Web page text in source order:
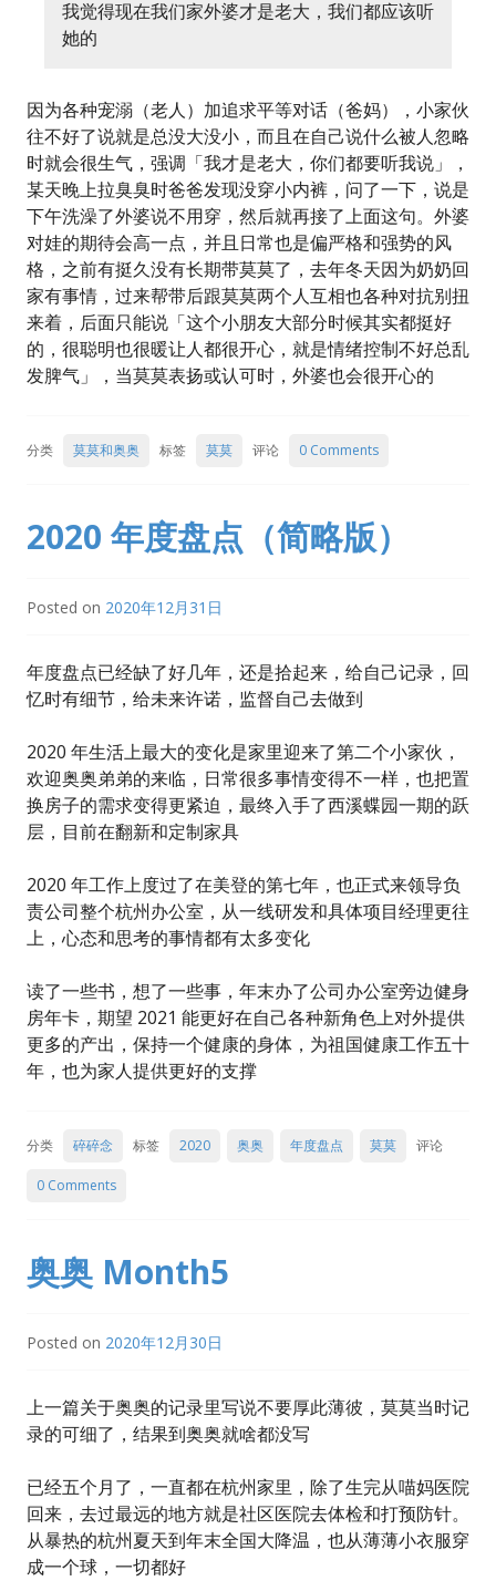
我觉得现在我们家外婆才是老大，我们都应该听
她的
因为各种宠溺（老人）加追求平等对话（爸妈），小家伙
往不好了说就是总没大没小，而且在自己说什么被人忽略
时就会很生气，强调「我才是老大，你们都要听我说」，
某天晚上拉臭臭时爸爸发现没穿小内裤，问了一下，说是
下午洗澡了外婆说不用穿，然后就再接了上面这句。外婆
对娃的期待会高一点，并且日常也是偏严格和强势的风
格，之前有挺久没有长期带莫莫了，去年冬天因为奶奶回
家有事情，过来帮带后跟莫莫两个人互相也各种对抗别扭
来着，后面只能说「这个小朋友大部分时候其实都挺好
的，很聪明也很暖让人都很开心，就是情绪控制不好总乱
发脾气」，当莫莫表扬或认可时，外婆也会很开心的
分类 莫莫和奥奥 标签 莫莫 评论 0 Comments
2020 年度盘点（简略版）
Posted on 2020年12月31日
年度盘点已经缺了好几年，还是拾起来，给自己记录，回
忆时有细节，给未来许诺，监督自己去做到
2020 年生活上最大的变化是家里迎来了第二个小家伙，
欢迎奥奥弟弟的来临，日常很多事情变得不一样，也把置
换房子的需求变得更紧迫，最终入手了西溪蝶园一期的跃
层，目前在翻新和定制家具
2020 年工作上度过了在美登的第七年，也正式来领导负
责公司整个杭州办公室，从一线研发和具体项目经理更往
上，心态和思考的事情都有太多变化
读了一些书，想了一些事，年末办了公司办公室旁边健身
房年卡，期望 2021 能更好在自己各种新角色上对外提供
更多的产出，保持一个健康的身体，为祖国健康工作五十
年，也为家人提供更好的支撑
分类 碎碎念 标签 2020 奥奥 年度盘点 莫莫 评论
0 Comments
奥奥 Month5
Posted on 2020年12月30日
上一篇关于奥奥的记录里写说不要厚此薄彼，莫莫当时记
录的可细了，结果到奥奥就啥都没写
已经五个月了，一直都在杭州家里，除了生完从喵妈医院
回来，去过最远的地方就是社区医院去体检和打预防针。
从暴热的杭州夏天到年末全国大降温，也从薄薄小衣服穿
成一个球，一切都好